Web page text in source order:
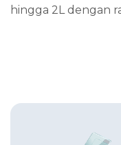
hingga 2L dengan